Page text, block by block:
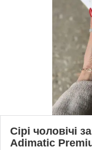
Сірі чоловічі
Adimatic